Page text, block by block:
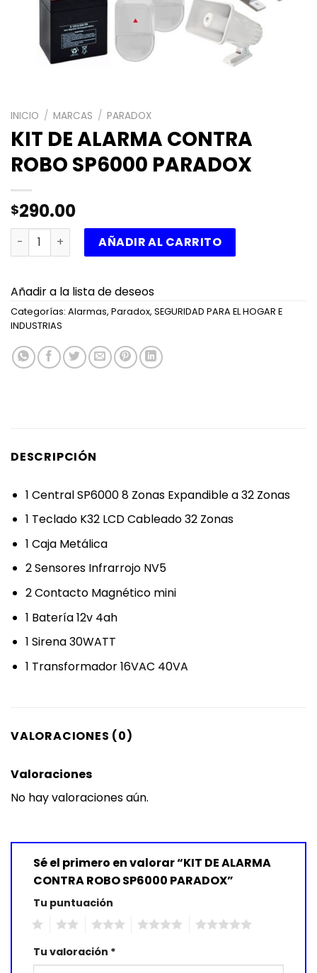
INICIO / MARCAS / PARADOX
KIT DE ALARMA CONTRA
ROBO SP6000 PARADOX
$290.00
KIT DE ALARMA CONTRA ROBO SP6000 PARADOX
AÑADIR AL CARRITO
Añadir a la lista de deseos
Categorías: Alarmas, Paradox, SEGURIDAD PARA EL HOGAR E
INDUSTRIAS
DESCRIPCIÓN
1 Central SP6000 8 Zonas Expandible a 32 Zonas
1 Teclado K32 LCD Cableado 32 Zonas
1 Caja Metálica
2 Sensores Infrarrojo NV5
2 Contacto Magnético mini
1 Batería 12v 4ah
1 Sirena 30WATT
1 Transformador 16VAC 40VA
VALORACIONES (0)
Valoraciones
No hay valoraciones aún.
Sé el primero en valorar “KIT DE ALARMA
CONTRA ROBO SP6000 PARADOX”
Tu puntuación
Tu valoración *